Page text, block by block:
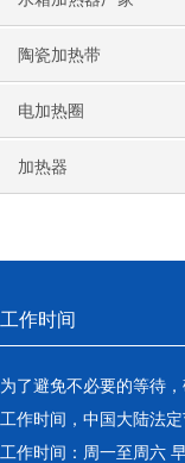
陶瓷加热带
电加热圈
加热器
工作时间
为了避免不必要的等待
工作时间，中国大陆法定
工作时间：周一至周六